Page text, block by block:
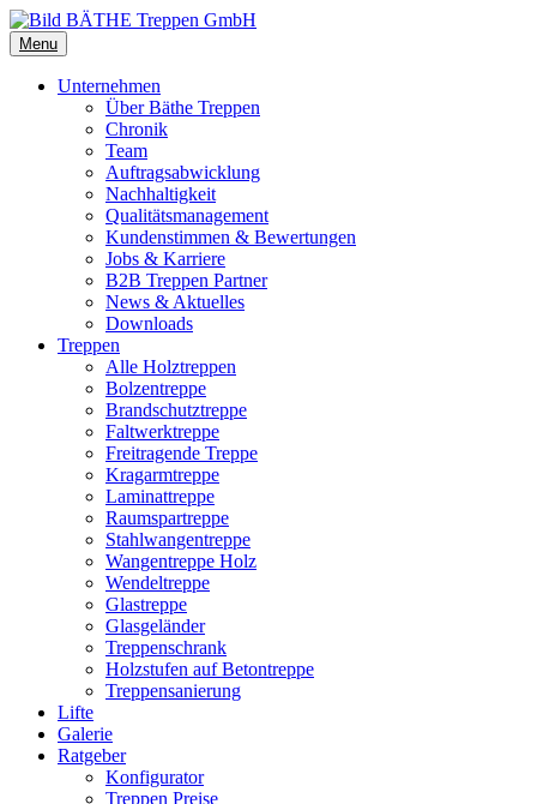
Menu
Unternehmen
Über Bäthe Treppen
Chronik
Team
Auftragsabwicklung
Nachhaltigkeit
Qualitätsmanagement
Kundenstimmen & Bewertungen
Jobs & Karriere
B2B Treppen Partner
News & Aktuelles
Downloads
Treppen
Alle Holztreppen
Bolzentreppe
Brandschutztreppe
Faltwerktreppe
Freitragende Treppe
Kragarmtreppe
Laminattreppe
Raumspartreppe
Stahlwangentreppe
Wangentreppe Holz
Wendeltreppe
Glastreppe
Glasgeländer
Treppenschrank
Holzstufen auf Betontreppe
Treppensanierung
Lifte
Galerie
Ratgeber
Konfigurator
Treppen Preise